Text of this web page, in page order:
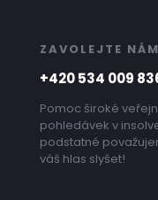
ZAVOLEJTE NÁM
+420 534 009
Pomoc široké
pohledávek v
podstatné
váš hlas slyšet!